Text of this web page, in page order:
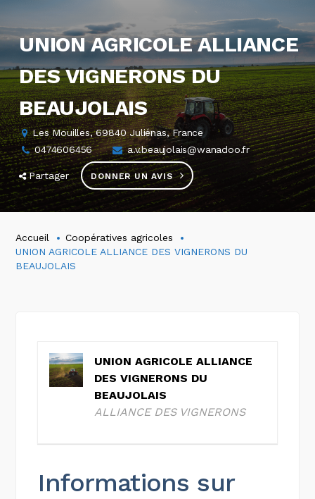
UNION AGRICOLE ALLIANCE
DES VIGNERONS DU
BEAUJOLAIS
Les Mouilles, 69840 Juliénas, France
0474606456
a.v.beaujolais@wanadoo.fr
Partager DONNER UN AVIS
Accueil
Coopératives agricoles
UNION AGRICOLE ALLIANCE DES VIGNERONS DU
BEAUJOLAIS
UNION AGRICOLE ALLIANCE
DES VIGNERONS DU
BEAUJOLAIS
ALLIANCE DES VIGNERONS
Informations sur